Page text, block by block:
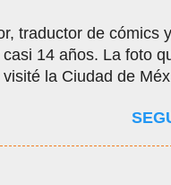
traductor de cómics
14 años. La foto
la Ciudad de
ciudad y ayudarme
de sus amigos de